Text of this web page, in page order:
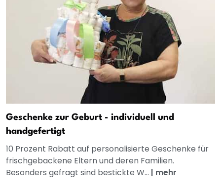
Geschenke zur Geburt - individuell und
handgefertigt
10 Prozent Rabatt auf personalisierte Geschenke für
frischgebackene Eltern und deren Familien.
Besonders gefragt sind bestickte W... | mehr